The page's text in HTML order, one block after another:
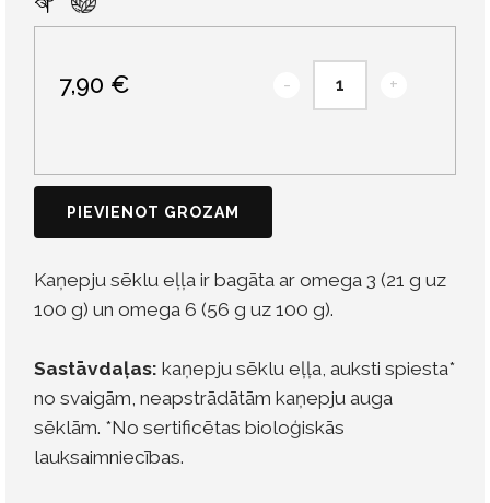
7,90 € - +
PIEVIENOT GROZAM
Kaņepju sēklu eļļa ir bagāta ar omega 3 (21 g uz
100 g) un omega 6 (56 g uz 100 g).
Sastāvdaļas: kaņepju sēklu eļļa, auksti spiesta*
no svaigām, neapstrādātām kaņepju auga
sēklām. *No sertificētas bioloģiskās
lauksaimniecības.